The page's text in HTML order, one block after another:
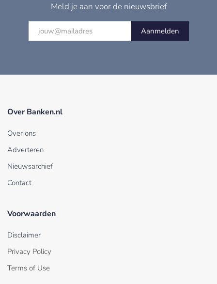
Meld je aan voor de nieuwsbrief
Aanmelden
Over Banken.nl
Over ons
Adverteren
Nieuwsarchief
Contact
Voorwaarden
Disclaimer
Privacy Policy
Terms of Use